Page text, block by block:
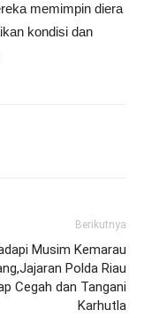
memimpin diera
kondisi dan
Berikutnya
Musim Kemarau
Polda Riau
Cegah dan Tangani
Karhutla